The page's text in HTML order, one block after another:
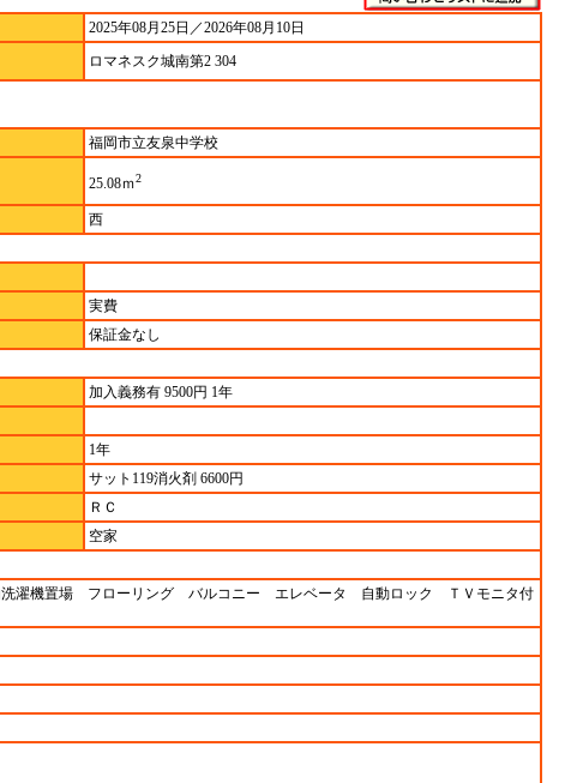
2025年08月25日／2026年08月10日
ロマネスク城南第2 304
福岡市立友泉中学校
25.08ｍ2
西
実費
保証金なし
加入義務有 9500円 1年
1年
サット119消火剤 6600円
ＲＣ
空家
機置場 フローリング バルコニー エレベータ 自動ロック ＴＶモニタ付